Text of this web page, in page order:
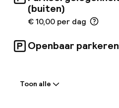
(buiten)
€ 10,00 per dag
Openbaar parkeren
Toon alle